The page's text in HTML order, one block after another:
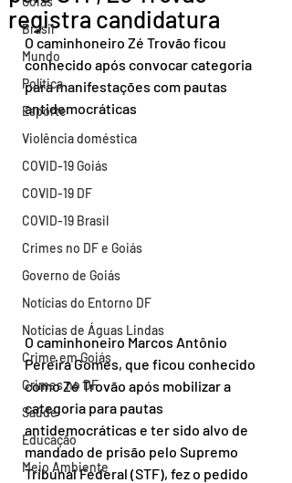
Brasil
Mundo
Política
Esporte
Violência doméstica
COVID-19 Goiás
COVID-19 DF
COVID-19 Brasil
Crimes no DF e Goiás
Governo de Goiás
Notícias do Entorno DF
Notícias de Águas Lindas
Crime em Goiás
Crimes no DF
Saúde
Educação
Meio Ambiente
registra candidatura
O caminhoneiro Zé Trovão ficou
conhecido após convocar categoria
para manifestações com pautas
antidemocráticas
O caminhoneiro Marcos Antônio
Pereira Gomes, que ficou conhecido
como Zé Trovão após mobilizar a
categoria para pautas
antidemocráticas e ter sido alvo de
mandado de prisão pelo Supremo
Tribunal Federal (STF), fez o pedido